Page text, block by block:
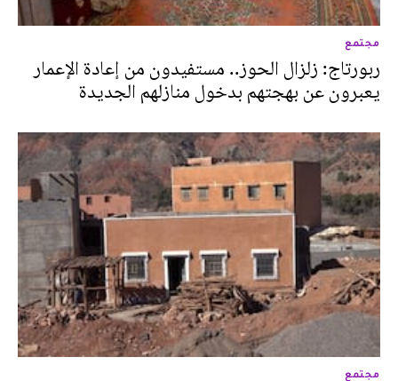
مجتمع
ربورتاج: زلزال الحوز.. مستفيدون من إعادة الإعمار
يعبرون عن بهجتهم بدخول منازلهم الجديدة
مجتمع